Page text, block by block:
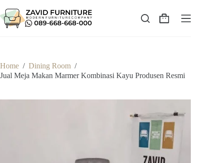
to
content
Shopping
Home / Dining Room /
Jual Meja Makan Marmer Kombinasi Kayu Produsen Resmi